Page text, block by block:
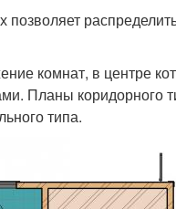
комнат, в центре
Планы коридорного
типа.